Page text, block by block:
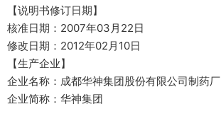
【说明书修订日期】
核准日期：2007年03月22日
修改日期：2012年02月10日
【生产企业】
企业名称：成都华神集团股份有限公司制药厂
企业简称：华神集团